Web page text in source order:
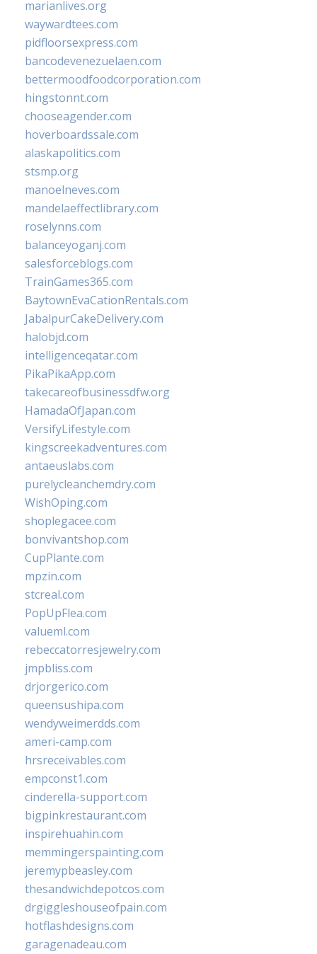
marianlives.org
waywardtees.com
pidfloorsexpress.com
bancodevenezuelaen.com
bettermoodfoodcorporation.com
hingstonnt.com
chooseagender.com
hoverboardssale.com
alaskapolitics.com
stsmp.org
manoelneves.com
mandelaeffectlibrary.com
roselynns.com
balanceyoganj.com
salesforceblogs.com
TrainGames365.com
BaytownEvaCationRentals.com
JabalpurCakeDelivery.com
halobjd.com
intelligenceqatar.com
PikaPikaApp.com
takecareofbusinessdfw.org
HamadaOfJapan.com
VersifyLifestyle.com
kingscreekadventures.com
antaeuslabs.com
purelycleanchemdry.com
WishOping.com
shoplegacee.com
bonvivantshop.com
CupPlante.com
mpzin.com
stcreal.com
PopUpFlea.com
valueml.com
rebeccatorresjewelry.com
jmpbliss.com
drjorgerico.com
queensushipa.com
wendyweimerdds.com
ameri-camp.com
hrsreceivables.com
empconst1.com
cinderella-support.com
bigpinkrestaurant.com
inspirehuahin.com
memmingerspainting.com
jeremypbeasley.com
thesandwichdepotcos.com
drgiggleshouseofpain.com
hotflashdesigns.com
garagenadeau.com